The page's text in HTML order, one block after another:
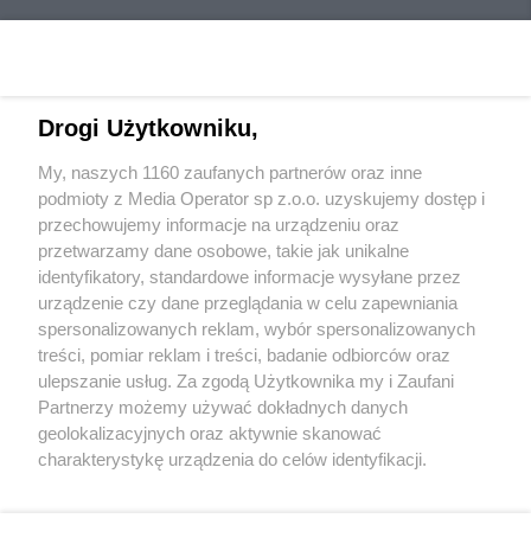
Wydawca mediówlokalnych
Nie zapomnij
zapoznać się z:
polityką prywatności regulamin korzystania z portali
Twojemiasto
Piekary Śląskie
Chorzów
Tarnowskie Góry
Skontakuj sięz nami
Kontakt
Wydawca
Redakcja
Drogi Użytkowniku,
My, naszych 1160 zaufanych partnerów oraz inne
podmioty z Media Operator sp z.o.o. uzyskujemy dostęp i
przechowujemy informacje na urządzeniu oraz
przetwarzamy dane osobowe, takie jak unikalne
identyfikatory, standardowe informacje wysyłane przez
urządzenie czy dane przeglądania w celu zapewniania
spersonalizowanych reklam, wybór spersonalizowanych
treści, pomiar reklam i treści, badanie odbiorców oraz
ulepszanie usług. Za zgodą Użytkownika my i Zaufani
Partnerzy możemy używać dokładnych danych
geolokalizacyjnych oraz aktywnie skanować
charakterystykę urządzenia do celów identyfikacji.